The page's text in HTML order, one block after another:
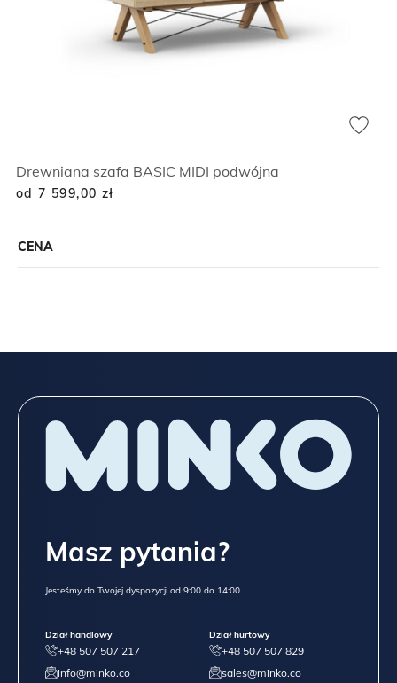
CENA
Drewniana szafa BASIC MIDI podwójna
od 7 599,00 zł
Masz pytania?
Jesteśmy do Twojej dyspozycji od 9:00 do 14:00.
Dział handlowy
+48 507 507 217
info@minko.co
Dział hurtowy
+48 507 507 829
sales@minko.co